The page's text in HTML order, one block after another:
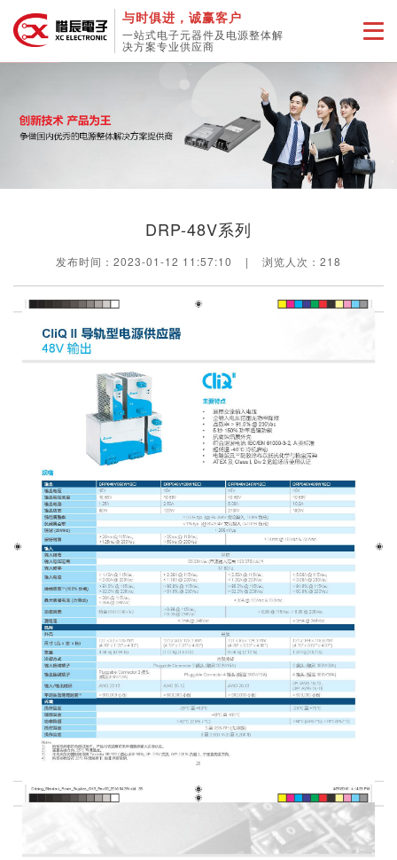
与时俱进，诚赢客户
一站式电子元器件及电源整体解
决方案专业供应商
DRP-48V系列
发布时间：2023-01-12 11:57:10 | 浏览人次： 218